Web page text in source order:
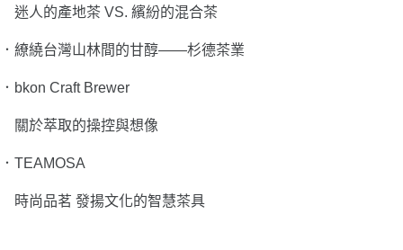
迷人的產地茶 VS. 繽紛的混合茶
．繚繞台灣山林間的甘醇――杉德茶業
． bkon Craft Brewer
關於萃取的操控與想像
． TEAMOSA
時尚品茗 發揚文化的智慧茶具